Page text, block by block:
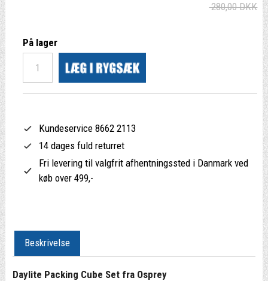
280,00 DKK
På lager
Kundeservice 8662 2113
14 dages fuld returret
Fri levering til valgfrit afhentningssted i Danmark ved
køb over 499,-
Beskrivelse
Daylite Packing Cube Set fra Osprey